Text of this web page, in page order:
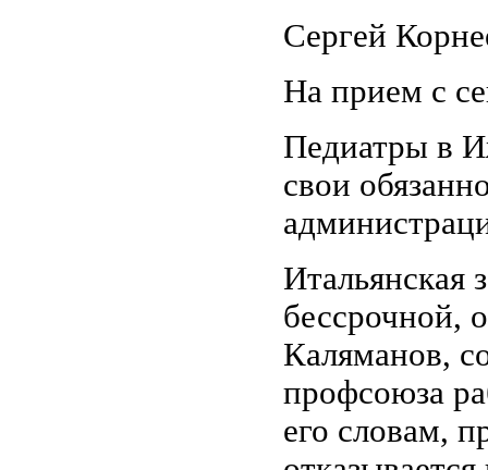
Сергей
На прием с
Педиатры в
свои
Итальянская
бессрочной,
Каляманов,
профсоюза
его словам,